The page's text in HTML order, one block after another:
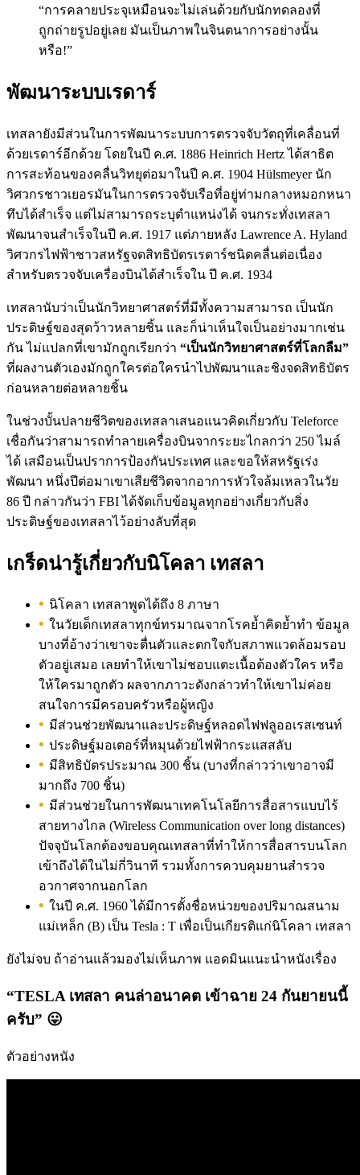
“การคลายประจุเหมือนจะไม่เล่นด้วยกับนักทดลองที่
ถูกถ่ายรูปอยู่เลย มันเป็นภาพในจินตนาการอย่างนั้น
หรือ!”
พัฒนาระบบเรดาร์
เทสลายังมีส่วนในการพัฒนาระบบการตรวจจับวัตถุที่เคลื่อนที่
ด้วยเรดาร์อีกด้วย โดยในปี ค.ศ. 1886 Heinrich Hertz ได้สาธิต
การสะท้อนของคลื่นวิทยุต่อมาในปี ค.ศ. 1904 Hülsmeyer นัก
วิศวกรชาวเยอรมันในการตรวจจับเรือที่อยู่ท่ามกลางหมอกหนา
ทึบได้สำเร็จ แต่ไม่สามารถระบุตำแหน่งได้ จนกระทั่งเทสลา
พัฒนาจนสำเร็จในปี ค.ศ. 1917 แต่ภายหลัง Lawrence A. Hyland
วิศวกรไฟฟ้าชาวสหรัฐจดสิทธิบัตรเรดาร์ชนิดคลื่นต่อเนื่อง
สำหรับตรวจจับเครื่องบินได้สำเร็จใน ปี ค.ศ. 1934
เทสลานับว่าเป็นนักวิทยาศาสตร์ที่มีทั้งความสามารถ เป็นนัก
ประดิษฐ์ของสุดว้าวหลายชิ้น และก็น่าเห็นใจเป็นอย่างมากเช่น
กัน ไม่แปลกที่เขามักถูกเรียกว่า “เป็นนักวิทยาศาสตร์ที่โลกลืม”
ที่ผลงานตัวเองมักถูกใครต่อใครนำไปพัฒนาและชิงจดสิทธิบัตร
ก่อนหลายต่อหลายชิ้น
ในช่วงบั้นปลายชีวิตของเทสลาเสนอแนวคิดเกี่ยวกับ Teleforce
เชื่อกันว่าสามารถทำลายเครื่องบินจากระยะไกลกว่า 250 ไมล์
ได้ เสมือนเป็นปราการป้องกันประเทศ และขอให้สหรัฐเร่ง
พัฒนา หนึ่งปีต่อมาเขาเสียชีวิตจากอาการหัวใจล้มเหลวในวัย
86 ปี กล่าวกันว่า FBI ได้จัดเก็บข้อมูลทุกอย่างเกี่ยวกับสิ่ง
ประดิษฐ์ของเทสลาไว้อย่างลับที่สุด
เกร็ดน่ารู้เกี่ยวกับนิโคลา เทสลา
นิโคลา เทสลาพูดได้ถึง 8 ภาษา
ในวัยเด็กเทสลาทุกข์ทรมาณจากโรคย้ำคิดย้ำทำ ข้อมูล
บางที่อ้างว่าเขาจะตื่นตัวและตกใจกับสภาพแวดล้อมรอบ
ตัวอยู่เสมอ เลยทำให้เขาไม่ชอบแตะเนื้อต้องตัวใคร หรือ
ให้ใครมาถูกตัว ผลจากภาวะดังกล่าวทำให้เขาไม่ค่อย
สนใจการมีครอบครัวหรือผู้หญิง
มีส่วนช่วยพัฒนาและประดิษฐ์หลอดไฟฟลูออเรสเซนท์
ประดิษฐ์มอเตอร์ที่หมุนด้วยไฟฟ้ากระแสสลับ
มีสิทธิบัตรประมาณ 300 ชิ้น (บางที่กล่าวว่าเขาอาจมี
มากถึง 700 ชิ้น)
มีส่วนช่วยในการพัฒนาเทคโนโลยีการสื่อสารแบบไร้
สายทางไกล (Wireless Communication over long distances)
ปัจจุบันโลกต้องขอบคุณเทสลาที่ทำให้การสื่อสารบนโลก
เข้าถึงได้ในไม่กี่วินาที รวมทั้งการควบคุมยานสำรวจ
อวกาศจากนอกโลก
ในปี ค.ศ. 1960 ได้มีการตั้งชื่อหน่วยของปริมาณสนาม
แม่เหล็ก (B) เป็น Tesla : T เพื่อเป็นเกียรติแก่นิโคลา เทสลา
ยังไม่จบ ถ้าอ่านแล้วมองไม่เห็นภาพ แอดมินแนะนำหนังเรื่อง
“TESLA เทสลา คนล่าอนาคต เข้าฉาย 24 กันยายนนี้
ครับ” 😛
ตัวอย่างหนัง